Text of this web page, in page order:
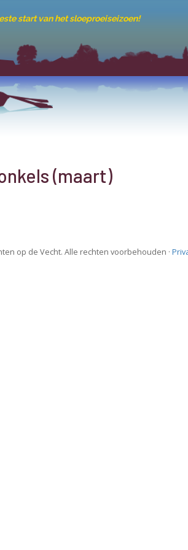
start van het sloeproeiseizoen!
(maart)
op de Vecht. Alle rechten voorbehouden ·